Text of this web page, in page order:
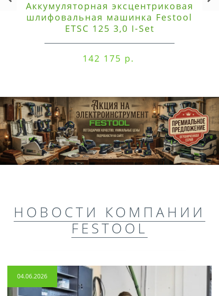
Аккумуляторная эксцентриковая
шлифовальная машинка Festool
ETSC 125 3,0 I-Set
142 175 р.
НОВОСТИ КОМПАНИИ
FESTOOL
04.06.2026